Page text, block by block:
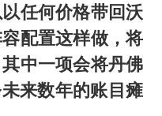
任何价格带回沃
配置这样做，将
中一项会将丹佛
来数年的账目瘫